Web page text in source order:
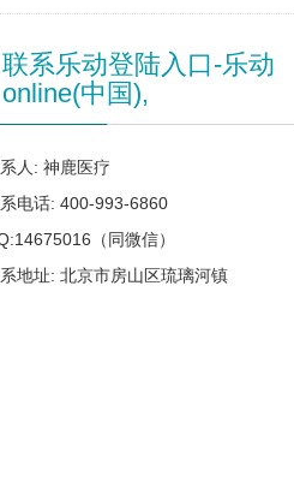
联系乐动登陆入口-乐动
online(中国),
人: 神鹿医疗
电话: 400-993-6860
（同微信）
地址: 北京市房山区琉璃河镇